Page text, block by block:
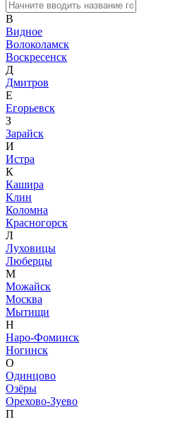
В
Видное
Волоколамск
Воскресенск
Д
Дмитров
Е
Егорьевск
З
Зарайск
И
Истра
К
Кашира
Клин
Коломна
Красногорск
Л
Луховицы
Люберцы
М
Можайск
Москва
Мытищи
Н
Наро-Фоминск
Ногинск
О
Одинцово
Озёры
Орехово-Зуево
П